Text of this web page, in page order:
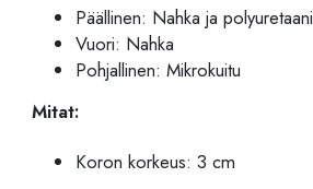
Päällinen: Nahka ja polyuretaani
Vuori: Nahka
Pohjallinen: Mikrokuitu
Mitat:
Koron korkeus: 3 cm